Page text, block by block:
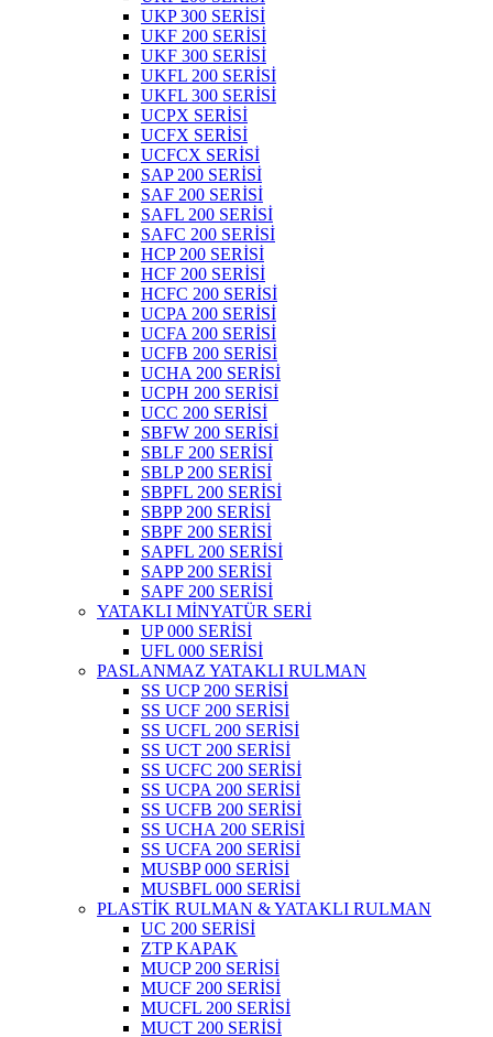
UKP 300 SERİSİ
UKF 200 SERİSİ
UKF 300 SERİSİ
UKFL 200 SERİSİ
UKFL 300 SERİSİ
UCPX SERİSİ
UCFX SERİSİ
UCFCX SERİSİ
SAP 200 SERİSİ
SAF 200 SERİSİ
SAFL 200 SERİSİ
SAFC 200 SERİSİ
HCP 200 SERİSİ
HCF 200 SERİSİ
HCFC 200 SERİSİ
UCPA 200 SERİSİ
UCFA 200 SERİSİ
UCFB 200 SERİSİ
UCHA 200 SERİSİ
UCPH 200 SERİSİ
UCC 200 SERİSİ
SBFW 200 SERİSİ
SBLF 200 SERİSİ
SBLP 200 SERİSİ
SBPFL 200 SERİSİ
SBPP 200 SERİSİ
SBPF 200 SERİSİ
SAPFL 200 SERİSİ
SAPP 200 SERİSİ
SAPF 200 SERİSİ
YATAKLI MİNYATÜR SERİ
UP 000 SERİSİ
UFL 000 SERİSİ
PASLANMAZ YATAKLI RULMAN
SS UCP 200 SERİSİ
SS UCF 200 SERİSİ
SS UCFL 200 SERİSİ
SS UCT 200 SERİSİ
SS UCFC 200 SERİSİ
SS UCPA 200 SERİSİ
SS UCFB 200 SERİSİ
SS UCHA 200 SERİSİ
SS UCFA 200 SERİSİ
MUSBP 000 SERİSİ
MUSBFL 000 SERİSİ
PLASTİK RULMAN & YATAKLI RULMAN
UC 200 SERİSİ
ZTP KAPAK
MUCP 200 SERİSİ
MUCF 200 SERİSİ
MUCFL 200 SERİSİ
MUCT 200 SERİSİ